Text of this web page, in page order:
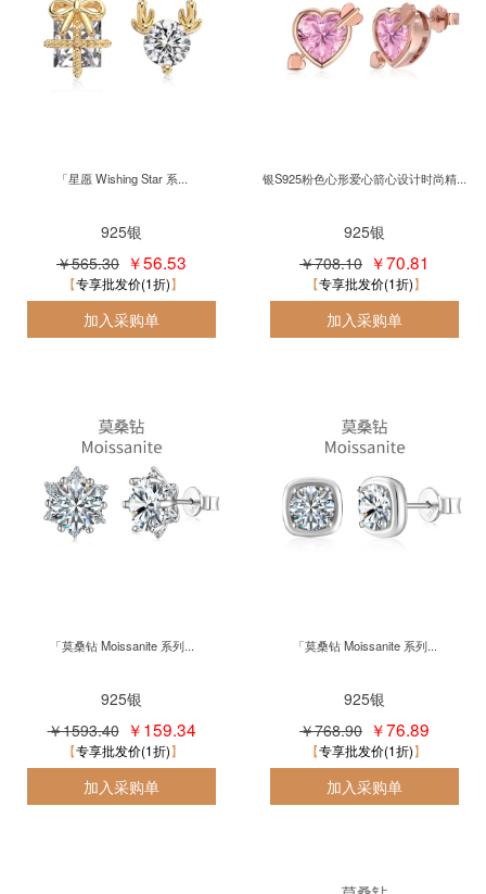
「星愿 Wishing Star 系...
925银
￥565.30 ￥56.53
专享批发价(1折)
银S925粉色心形爱心箭心设计时尚精...
925银
￥708.10 ￥70.81
专享批发价(1折)
「莫桑钻 Moissanite 系列...
925银
￥1593.40 ￥159.34
专享批发价(1折)
「莫桑钻 Moissanite 系列...
925银
￥768.90 ￥76.89
专享批发价(1折)